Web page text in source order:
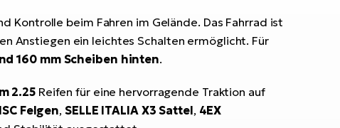
Kontrolle beim Fahren im Gelände. Das Fahrrad ist
Anstiegen ein leichtes Schalten ermöglicht. Für
160 mm Scheiben hinten.
2.25Reifen für eine hervorragende Traktion auf
Felgen, SELLE ITALIA X3 Sattel, 4EX